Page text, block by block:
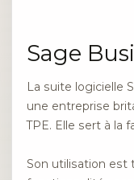
Sage
La suite logicielle
une entreprise
TPE. Elle sert à la
Son utilisation est